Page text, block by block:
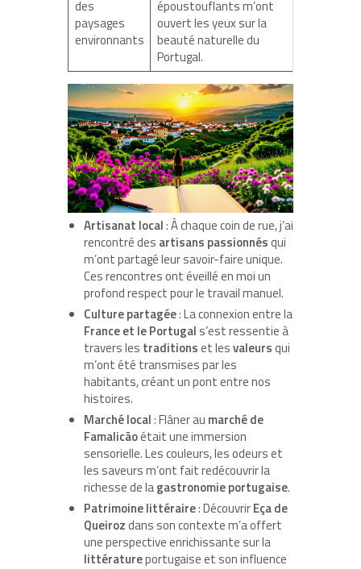
des
paysages
environnants
époustouflants m’ont
ouvert les yeux sur la
beauté naturelle du
Portugal.
Artisanat local: À chaque coin de rue, j’ai
rencontré des artisans passionnésqui
m’ont partagé leur savoir-faire unique.
Ces rencontres ont éveillé en moi un
profond respect pour le travail manuel.
Culture partagée: La connexion entre la
France et le Portugal s’est ressentie à
travers les traditionset lesvaleursqui
m’ont été transmises par les
habitants, créant un pont entre nos
histoires.
Marché local: Flâner au marché de
Famalicãoétait une immersion
sensorielle. Les couleurs, les odeurs et
les saveurs m’ont fait redécouvrir la
richesse de lagastronomie portugaise.
Patrimoine littéraire: DécouvrirEça de
Queirozdans son contexte m’a offert
une perspective enrichissante sur la
littératureportugaise et son influence